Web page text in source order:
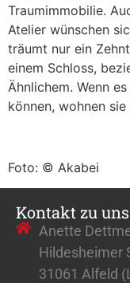
Traumimmobilie.
Atelier wünschen
träumt nur ein
einem Schloss,
Ähnlichem. Wenn
können, wohnen
Foto: © Akabei
Kontakt zu
Anette
Hildesheimer
31061 Alfeld